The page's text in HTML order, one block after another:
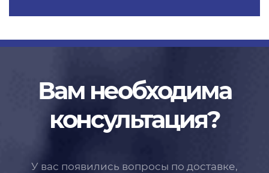
Вам необходима
консультация?
У вас появились вопросы по доставке,